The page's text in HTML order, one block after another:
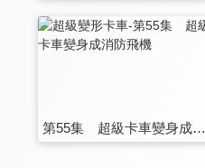
第55集 超級卡車變身成消防飛機